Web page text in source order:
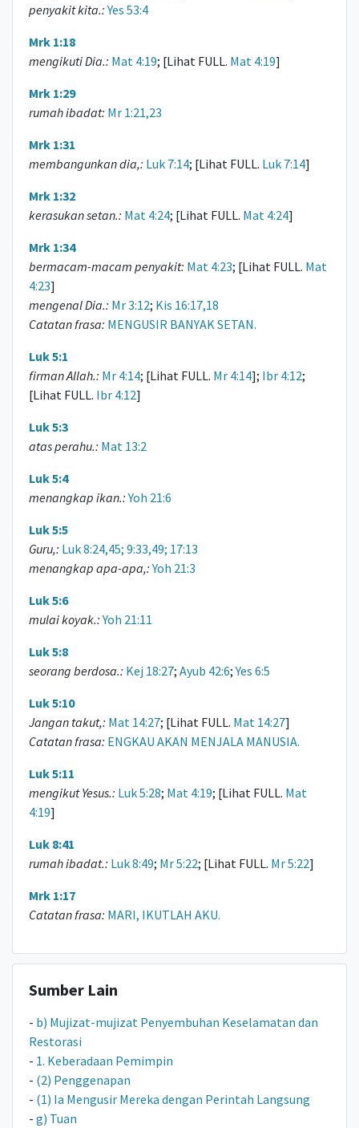
penyakit kita.: Yes 53:4
Mrk 1:18
mengikuti Dia.: Mat 4:19; [Lihat FULL. Mat 4:19]
Mrk 1:29
rumah ibadat: Mr 1:21,23
Mrk 1:31
membangunkan dia,: Luk 7:14; [Lihat FULL. Luk 7:14]
Mrk 1:32
kerasukan setan.: Mat 4:24; [Lihat FULL. Mat 4:24]
Mrk 1:34
bermacam-macam penyakit: Mat 4:23; [Lihat FULL. Mat
4:23]
mengenal Dia.: Mr 3:12; Kis 16:17,18
Catatan frasa: MENGUSIR BANYAK SETAN.
Luk 5:1
firman Allah.: Mr 4:14; [Lihat FULL. Mr 4:14]; Ibr 4:12;
[Lihat FULL. Ibr 4:12]
Luk 5:3
atas perahu.: Mat 13:2
Luk 5:4
menangkap ikan.: Yoh 21:6
Luk 5:5
Guru,: Luk 8:24,45; 9:33,49; 17:13
menangkap apa-apa,: Yoh 21:3
Luk 5:6
mulai koyak.: Yoh 21:11
Luk 5:8
seorang berdosa.: Kej 18:27; Ayub 42:6;Yes 6:5
Luk 5:10
Jangan takut,: Mat 14:27; [Lihat FULL. Mat 14:27]
Catatan frasa: ENGKAU AKAN MENJALA MANUSIA.
Luk 5:11
mengikut Yesus.: Luk 5:28; Mat 4:19; [Lihat FULL. Mat
4:19]
Luk 8:41
rumah ibadat.: Luk 8:49; Mr 5:22; [Lihat FULL. Mr 5:22]
Mrk 1:17
Catatan frasa: MARI, IKUTLAH AKU.
Sumber Lain
- b) Mujizat-mujizat Penyembuhan Keselamatan dan
Restorasi
- 1. Keberadaan Pemimpin
- (2) Penggenapan
- (1) Ia Mengusir Mereka dengan Perintah Langsung
- g) Tuan